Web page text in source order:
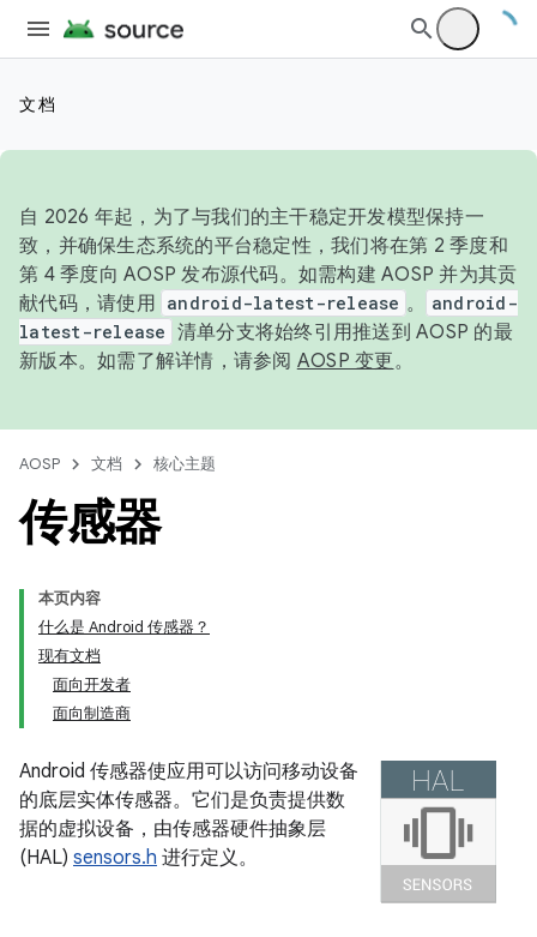
文档
自 2026 年起，为了与我们的主干稳定开发模型保持一
致，并确保生态系统的平台稳定性，我们将在第 2 季度和
第 4 季度向 AOSP 发布源代码。如需构建 AOSP 并为其贡
献代码，请使用 android-latest-release 。
android-
latest-release 清单分支将始终引用推送到 AOSP 的最
新版本。如需了解详情，请参阅 AOSP 变更。
AOSP 文档 核心主题
传感器
本页内容
什么是 Android 传感器？
现有文档
面向开发者
面向制造商
Android 传感器使应用可以访问移动设备
的底层实体传感器。它们是负责提供数
据的虚拟设备，由传感器硬件抽象层
(HAL) sensors.h 进行定义。